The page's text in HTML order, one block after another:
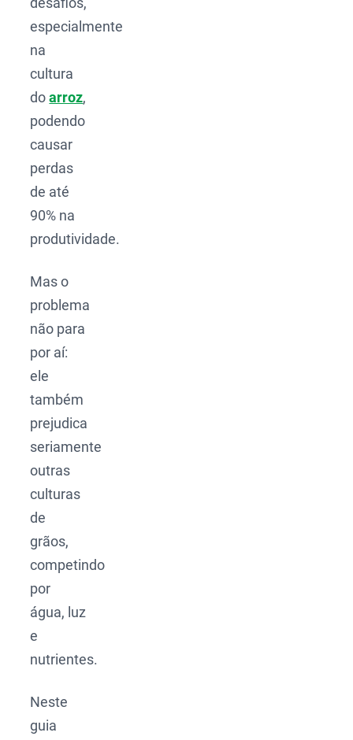
especialmente
na
cultura
doarroz,
podendo
causar
perdas
de até
90% na
produtividade.
Mas o
problema
não para
por aí:
ele
também
prejudica
seriamente
outras
culturas
de
grãos,
competindo
por
água, luz
e
nutrientes.
Neste
guia